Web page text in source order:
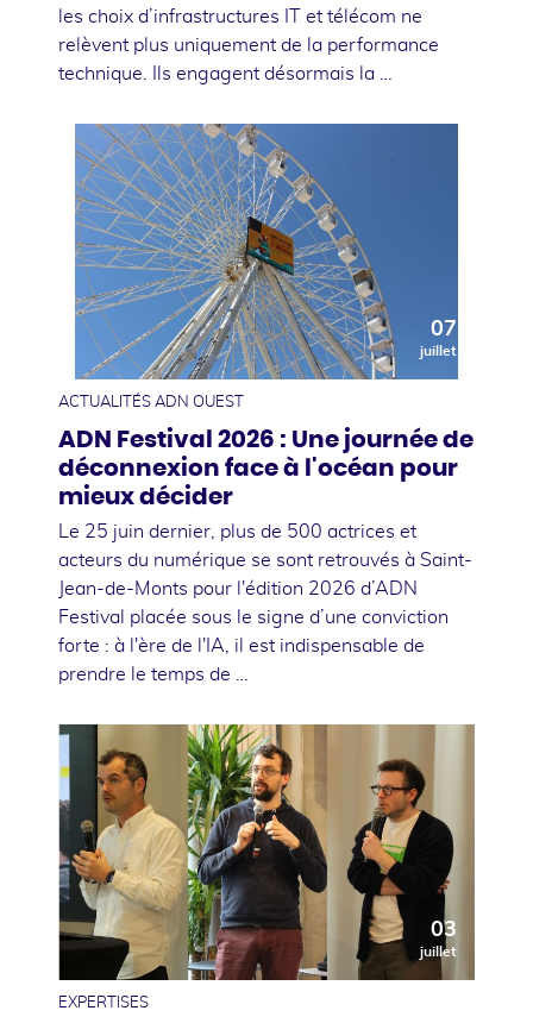
les choix d’infrastructures IT et télécom ne
relèvent plus uniquement de la performance
technique. Ils engagent désormais la …
07
juillet
ACTUALITÉS ADN OUEST
ADN Festival 2026 : Une journée de
déconnexion face à l'océan pour
mieux décider
Le 25 juin dernier, plus de 500 actrices et
acteurs du numérique se sont retrouvés à Saint-
Jean-de-Monts pour l'édition 2026 d’ADN
Festival placée sous le signe d’une conviction
forte : à l'ère de l'IA, il est indispensable de
prendre le temps de …
03
juillet
EXPERTISES